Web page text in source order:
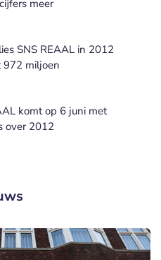
meer
SNS REAAL in 2012
972 miljoen
komt op 6 juni met
over 2012